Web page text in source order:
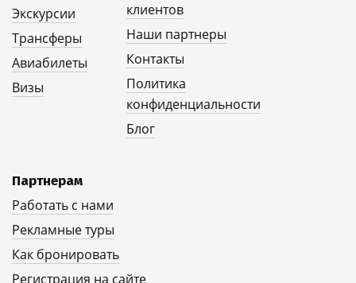
Экскурсии
Трансферы
Авиабилеты
Визы
клиентов
Наши партнеры
Контакты
Политика
конфиденциальности
Блог
Партнерам
Работать с нами
Рекламные туры
Как бронировать
Регистрация на сайте